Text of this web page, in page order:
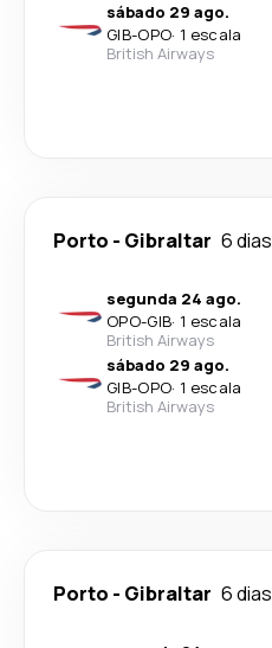
sábado 29 ago.
GIB-OPO· 1 escala
British Airways
Porto - Gibraltar 6 dias
segunda 24 ago.
OPO-GIB· 1 escala
British Airways
sábado 29 ago.
GIB-OPO· 1 escala
British Airways
Porto - Gibraltar 6 dias